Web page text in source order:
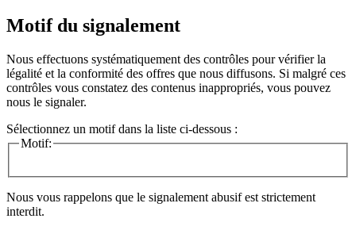
Motif du signalement
Nous effectuons systématiquement des contrôles pour vérifier la
légalité et la conformité des offres que nous diffusons. Si malgré ces
contrôles vous constatez des contenus inappropriés, vous pouvez
nous le signaler.
Sélectionnez un motif dans la liste ci-dessous :
Motif:
Nous vous rappelons que le signalement abusif est strictement
interdit.